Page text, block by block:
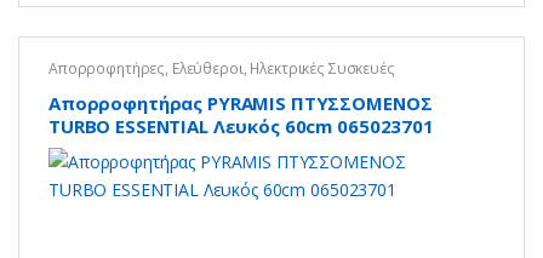
Απορροφητήρες, Ελεύθεροι, Ηλεκτρικές Συσκευές
Απορροφητήρας PYRAMIS ΠΤΥΣΣΟΜΕΝΟΣ
TURBO ESSENTIAL Λευκός 60cm 065023701